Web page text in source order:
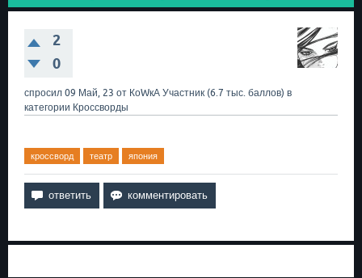
2
0
спросил 09 Май, 23 от КоWкА Участник (6.7 тыс. баллов) в
категории Кроссворды
кроссворд театр япония